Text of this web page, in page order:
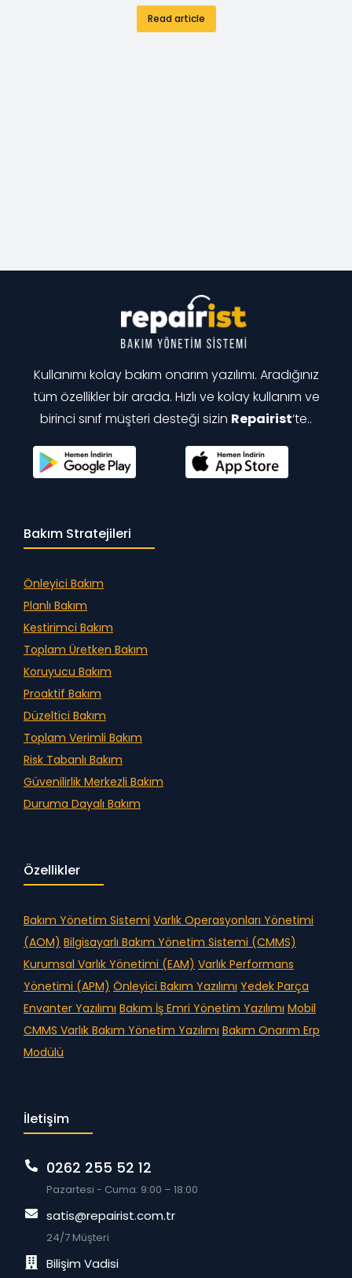
Read article
Kullanımı kolay bakım onarım yazılımı. Aradığınız
tüm özellikler bir arada. Hızlı ve kolay kullanım ve
birinci sınıf müşteri desteği sizin Repairist‘te..
Bakım Stratejileri
Önleyici Bakım
Planlı Bakım
Kestirimci Bakım
Toplam Üretken Bakım
Koruyucu Bakım
Proaktif Bakım
Düzeltici Bakım
Toplam Verimli Bakım
Risk Tabanlı Bakım
Güvenilirlik Merkezli Bakım
Duruma Dayalı Bakım
Özellikler
Bakım Yönetim Sistemi Varlık Operasyonları Yönetimi
(AOM) Bilgisayarlı Bakım Yönetim Sistemi (CMMS)
Kurumsal Varlık Yönetimi (EAM) Varlık Performans
Yönetimi (APM) Önleyici Bakım Yazılımı Yedek Parça
Envanter Yazılımı Bakım İş Emri Yönetim Yazılımı Mobil
CMMS Varlık Bakım Yönetim Yazılımı Bakım Onarım Erp
Modülü
İletişim
0262 255 52 12
Pazartesi - Cuma: 9:00 – 18:00
satis@repairist.com.tr
24/7 Müşteri
Bilişim Vadisi